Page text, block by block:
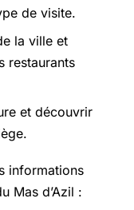
de visite.
la ville et
restaurants
et découvrir
informations
Mas d’Azil :